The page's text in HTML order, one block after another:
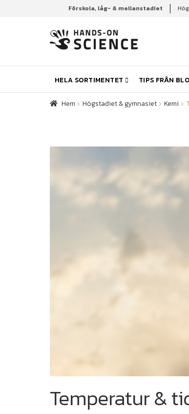
Förskola, låg- & mellanstadiet
HELA SORTIMENTET TIPS FRÅN
Hem Högstadiet & gymnasiet Kemi
Hem Högstadiet & gymnasiet Kemi
Temperatur &